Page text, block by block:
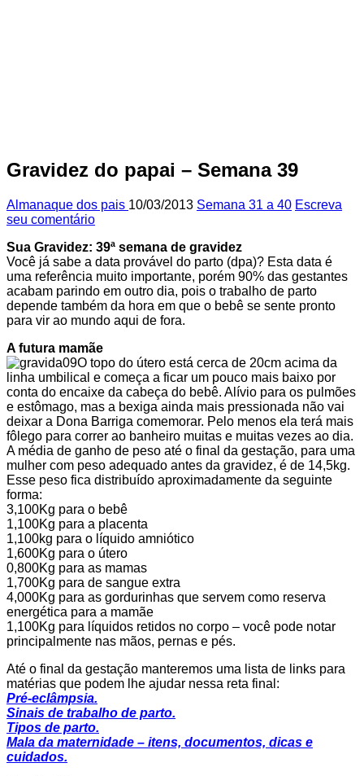
Gravidez do papai – Semana 39
Almanaque dos pais 10/03/2013 Semana 31 a 40 Escreva
seu comentário
Sua Gravidez: 39ª semana de gravidez
Você já sabe a data provável do parto (dpa)? Esta data é
uma referência muito importante, porém 90% das gestantes
acabam parindo em outro dia, pois o trabalho de parto
depende também da hora em que o bebê se sente pronto
para vir ao mundo aqui de fora.
A futura mamãe
O topo do útero está cerca de 20cm acima da
linha umbilical e começa a ficar um pouco mais baixo por
conta do encaixe da cabeça do bebê. Alívio para os pulmões
e estômago, mas a bexiga ainda mais pressionada não vai
deixar a Dona Barriga comemorar. Pelo menos ela terá mais
fôlego para correr ao banheiro muitas e muitas vezes ao dia.
A média de ganho de peso até o final da gestação, para uma
mulher com peso adequado antes da gravidez, é de 14,5kg.
Esse peso fica distribuído aproximadamente da seguinte
forma:
3,100Kg para o bebê
1,100Kg para a placenta
1,100kg para o líquido amniótico
1,600Kg para o útero
0,800Kg para as mamas
1,700Kg para de sangue extra
4,000Kg para as gordurinhas que servem como reserva
energética para a mamãe
1,100Kg para líquidos retidos no corpo – você pode notar
principalmente nas mãos, pernas e pés.
Até o final da gestação manteremos uma lista de links para
matérias que podem lhe ajudar nessa reta final:
Pré-eclâmpsia.
Sinais de trabalho de parto.
Tipos de parto.
Mala da maternidade – itens, documentos, dicas e
cuidados.